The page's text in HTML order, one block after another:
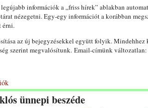
információk a „friss hírek” ablakban
nézegetni. Egy-egy információt a korábban
érni.
az új bejegyzésekkel együtt folyik. Mindehhez
szerint megvalósítunk. Email-címünk változatlan:
ünnepi beszéde